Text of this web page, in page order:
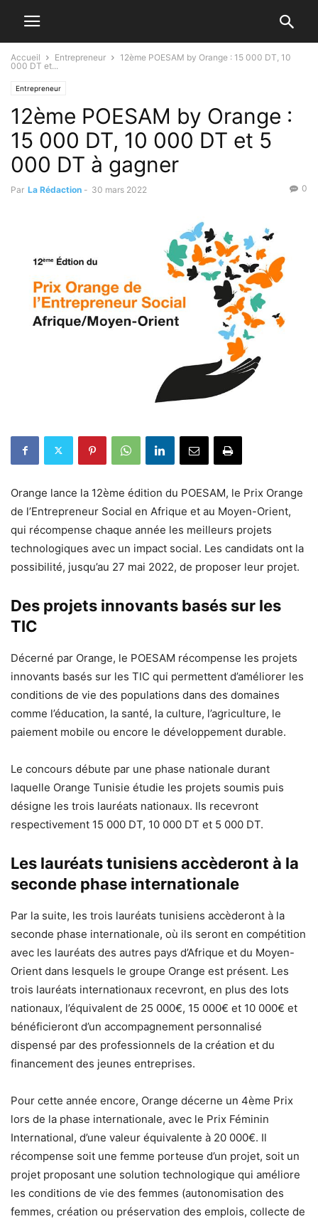
Accueil Entrepreneur
12ème POESAM by Orange : 15 000 DT, 10
000 DT et...
Entrepreneur
12ème POESAM by Orange :
15 000 DT, 10 000 DT et 5
000 DT à gagner
Par La Rédaction - 30 mars 2022 0
Orange lance la 12ème édition du POESAM, le Prix Orange
de l’Entrepreneur Social en Afrique et au Moyen-Orient,
qui récompense chaque année les meilleurs projets
technologiques avec un impact social. Les candidats ont la
possibilité, jusqu’au 27 mai 2022, de proposer leur projet.
Des projets innovants basés sur les
TIC
Décerné par Orange, le POESAM récompense les projets
innovants basés sur les TIC qui permettent d’améliorer les
conditions de vie des populations dans des domaines
comme l’éducation, la santé, la culture, l’agriculture, le
paiement mobile ou encore le développement durable.
Le concours débute par une phase nationale durant
laquelle Orange Tunisie étudie les projets soumis puis
désigne les trois lauréats nationaux. Ils recevront
respectivement 15 000 DT, 10 000 DT et 5 000 DT.
Les lauréats tunisiens accèderont à la
seconde phase internationale
Par la suite, les trois lauréats tunisiens accèderont à la
seconde phase internationale, où ils seront en compétition
avec les lauréats des autres pays d’Afrique et du Moyen-
Orient dans lesquels le groupe Orange est présent. Les
trois lauréats internationaux recevront, en plus des lots
nationaux, l’équivalent de 25 000€, 15 000€ et 10 000€ et
bénéficieront d’un accompagnement personnalisé
dispensé par des professionnels de la création et du
financement des jeunes entreprises.
Pour cette année encore, Orange décerne un 4ème Prix
lors de la phase internationale, avec le Prix Féminin
International, d’une valeur équivalente à 20 000€. Il
récompense soit une femme porteuse d’un projet, soit un
projet proposant une solution technologique qui améliore
les conditions de vie des femmes (autonomisation des
femmes, création ou préservation des emplois, collecte de